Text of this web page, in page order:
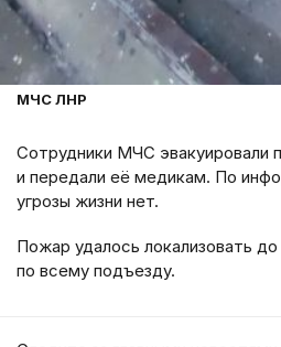
МЧС ЛНР
Сотрудники МЧС эвакуировали
и передали её медикам. По
угрозы жизни нет.
Пожар удалось локализовать
по всему подъезду.